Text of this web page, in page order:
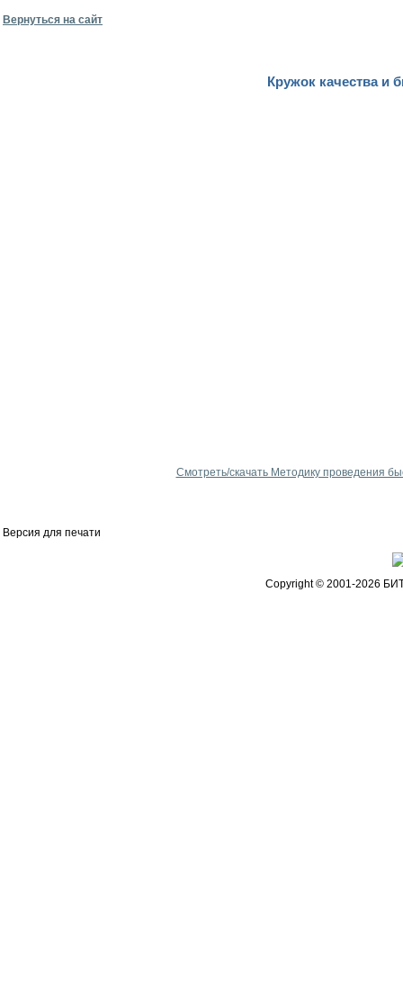
Вернуться на сайт
Кружок качества и
Смотреть/скачать Методику проведения
Версия для печати
Copyright © 2001-2026